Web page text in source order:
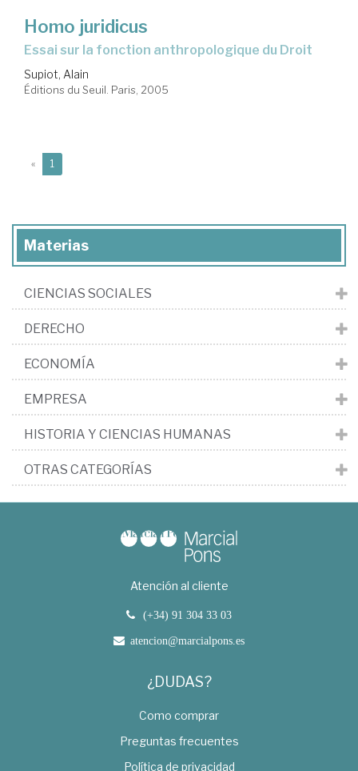
Homo juridicus
essai sur la fonction anthropologique du Droit
Supiot, Alain
Éditions du Seuil. Paris, 2005
« 1
Materias
CIENCIAS SOCIALES
DERECHO
ECONOMÍA
EMPRESA
HISTORIA Y CIENCIAS HUMANAS
OTRAS CATEGORÍAS
Atención al cliente
(+34) 91 304 33 03
atencion@marcialpons.es
¿DUDAS?
Como comprar
Preguntas frecuentes
Política de privacidad